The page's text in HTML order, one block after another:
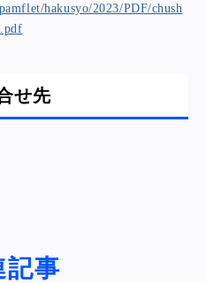
hakusyo/2023/PDF/chush
せ先
記事